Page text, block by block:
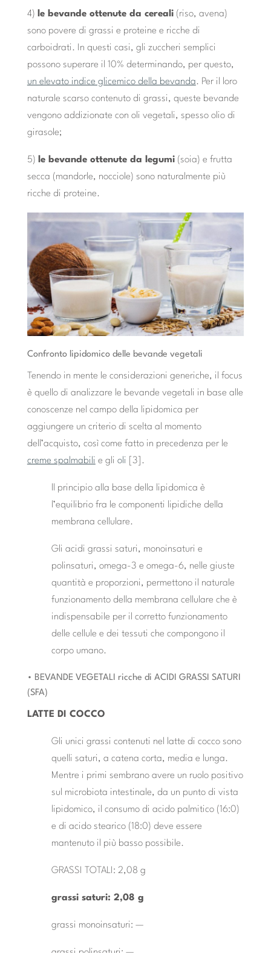
4) le bevande ottenute da cereali(riso, avena)
sono povere di grassi e proteine e ricche di
carboidrati. In questi casi, gli zuccheri semplici
possono superare il 10% determinando, per questo,
un elevato indice glicemico della bevanda. Per il loro
naturale scarso contenuto di grassi, queste bevande
vengono addizionate con oli vegetali, spesso olio di
girasole;
5) le bevande ottenute da legumi(soia) e frutta
secca (mandorle, nocciole) sono naturalmente più
ricche di proteine.
Confronto lipidomico delle bevande vegetali
Tenendo in mente le considerazioni generiche, il focus
è quello di analizzare le bevande vegetali in base alle
conoscenze nel campo della lipidomica per
aggiungere un criterio di scelta al momento
dell’acquisto, così come fatto in precedenza per le
creme spalmabili e gli oli [3].
ll principio alla base della lipidomica è
l’equilibrio fra le componenti lipidiche della
membrana cellulare.
Gli acidi grassi saturi, monoinsaturi e
polinsaturi, omega-3 e omega-6, nelle giuste
quantità e proporzioni, permettono il naturale
funzionamento della membrana cellulare che è
indispensabile per il corretto funzionamento
delle cellule e dei tessuti che compongono il
corpo umano.
• BEVANDE VEGETALI ricche di ACIDI GRASSI SATURI
(SFA)
LATTE DI COCCO
Gli unici grassi contenuti nel latte di cocco sono
quelli saturi, a catena corta, media e lunga.
Mentre i primi sembrano avere un ruolo positivo
sul microbiota intestinale, da un punto di vista
lipidomico, il consumo di acido palmitico (16:0)
e di acido stearico (18:0) deve essere
mantenuto il più basso possibile.
GRASSI TOTALI: 2,08 g
grassi saturi: 2,08 g
grassi monoinsaturi: —